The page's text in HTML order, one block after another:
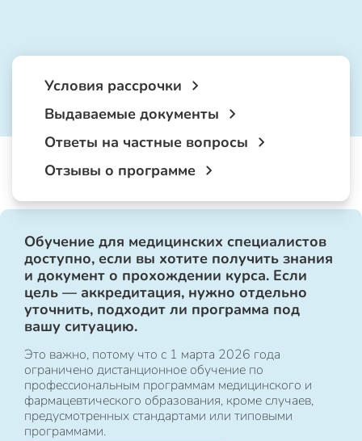
Условия рассрочки
Выдаваемые документы
Ответы на частные вопросы
Отзывы о программе
Обучение для медицинских специалистов
доступно, если вы хотите получить знания
и документ о прохождении курса. Если
цель — аккредитация, нужно отдельно
уточнить, подходит ли программа под
вашу ситуацию.
Это важно, потому что с 1 марта 2026 года
ограничено дистанционное обучение по
профессиональным программам медицинского и
фармацевтического образования, кроме случаев,
предусмотренных стандартами или типовыми
программами.